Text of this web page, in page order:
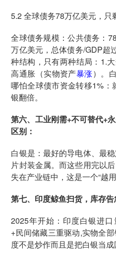
5.2 全球债务78万亿美元，只
全球债务规模：公共债务：
万亿美元，总体债务/GDP超
种结构，只有两种结局：1.
高通胀（实物资产暴涨）。
哪怕全球债市资金转移1%：
银翻倍。
第六、工业刚需+不可替代+
区别：
白银是：最好的导电体、最
片封装金属。而这些用完以
失在产业链中，这是一个“越用
第七、印度鲸鱼扫货，库存
2025年开始：印度白银进
+民间储藏三重驱动,实物全
度不是炒作而且是把白银当成